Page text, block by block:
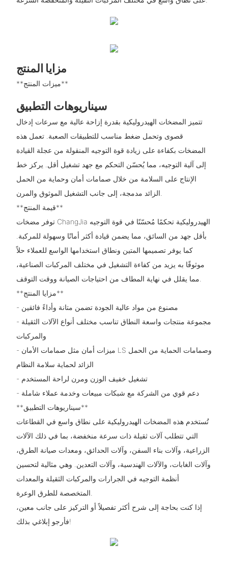
مزايا المنتج
**ميزات المنتج**
سيناريوهات التطبيق
تتميز المضخات الهيدروليكية بقدرة إزاحة عالية مع سرعات إدخال
قصوى وتحمل ضغط مناسب للتطبيقات الصعبة. تعمل هذه
المضخات بكفاءة على زيادة قوة التوجيه المنقولة من عجلة القيادة
إلى آلية التوجيه، مما يُحسّن التحكم مع جهد تشغيل أقل. يركز خط
الإنتاج على السلامة من خلال صمامات أمان وحماية من الحمل
**قيمة المنتج**
توفر مضخات ChangJia الهيدروليكية تحكمًا مُحسّنًا في قوة التوجيه
بأقل جهد من السائق، مما يضمن قيادة أكثر أمانًا وسهولة للمركبة.
كما يوفر تصميمها المتين ونطاق استخدامها الواسع للعملاء حلاً
موثوقًا به يزيد من كفاءة التشغيل في مختلف المركبات الصناعية،
**مزايا المنتج**
- مصنوع من مواد عالية الجودة تضمن متانة وأداءً فائقين
- مجموعة منتجات واسعة النطاق تناسب مختلف أنواع الآلات الثقيلة
والمركبات
- ميزات أمان مثل صمامات الأمان LS وصمامات الحماية من الحمل
الزائد لحماية سلامة النظام
- تشغيل خفيف الوزن ومرن لراحة المستخدم
- دعم قوي من الشركة مع شبكات مبيعات وخدمة عملاء شاملة
**سيناريوهات التطبيق**
تُستخدم هذه المضخات الهيدروليكية على نطاق واسع في القطاعات
التي تتطلب آلات ثقيلة ذات سرعة منخفضة، بما في ذلك الآلات
الزراعية، وآلات بناء السفن، وآلات الحدائق، ومعدات صيانة الطرق،
وآلات الغابات، والآلات الهندسية، وآلات التعدين. وهي مثالية لتحسين
أنظمة التوجيه في الجرارات والمركبات الثقيلة والمعدات
إذا كنت بحاجة إلى شرح أكثر تفصيلاً أو التركيز على جانب معين،
فأرجو إبلاغي بذلك!